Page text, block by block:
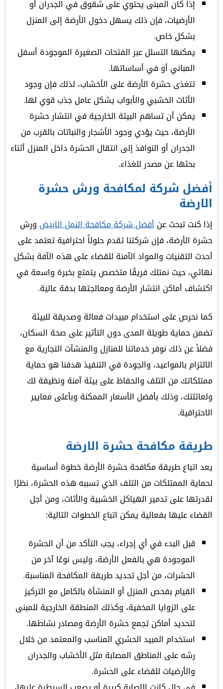
إذا كان المبنى يحتوي على شقوق في الجدران أو
الأرضيات، فإن ذلك يسهل دخول الأرضة إلى المنزل
بشكل خاص.
يمكنها التسلل عبر الفتحات الصغيرة الموجودة أسفل
المباني أو في أساساتها.
تتغذى حشرة الأرضة على الأخشاب، لذلك فإن وجود
الأثاث الخشبي والأبواب يشكل عامل جذب قوي لها.
يمكن أن تساهم البيئة الخارجية في انتشار حشرة
الأرضة، حيث يؤدي وجود الأشجار والنباتات بالقرب من
الجدران أو النوافذ إلى انتقال الحشرة داخل المنزل أثناء
بحثها عن مصدر للغذاء.
أفضل شركة لمكافحة ورش حشرة
الارضة
إذا كنت تبحث عنأفضل شركة مكافحة النمل الابيض ورش
حشرة الأرضة، فإن شركتنا تقدم حلولاً احترافية تعتمد على
أحدث التقنيات والمواد الآمنة للقضاء على هذه الآفة بشكل
نهائي، حيث نمتلك فريقًا متخصص يتمتع بخبرة واسعة في
اكتشاف أماكن انتشار الأرضة ومعالجتها بدقة عالية.
كما نحرص على استخدام مبيدات فعالة وصديقة للبيئة
تضمن حماية طويلة المدى دون التأثير على صحة السكان،
فضلاً عن ذلك نوفر خدماتنا للمنازل والمنشآت التجارية مع
الالتزام بالمواعيد، والجودة في التنفيذ هدفنا هو حماية
ممتلكاتك من التلف والحفاظ على بيئة آمنة ونظيفة لك
ولعائلتك، وذلك بأفضل الأسعار الممكنة وبأعلى معايير
الاحترافية.
طريقة مكافحة حشرة الارضة
يعد اتباع طريقة مكافحة حشرة الأرضة خطوة أساسية
لحماية الممتلكات من التلف الذي تسببه هذه الحشرة، نظرًا
لقدرتها على تدمير الهياكل الخشبية والأثاث، ومن أجل
القضاء عليها بفعالية يمكن اتباع الخطوات التالية:
قبل البدء في أي إجراء، يجب التأكد من أن الحشرة
الموجودة هي بالفعل الأرضة، وليس نوعًا آخر من
الحشرات، من أجل تحديد طريقة المكافحة المناسبة.
القيام بفحص المنزل أو المنشأة بالكامل مع التركيز
على الزوايا المخفية، وكذلك المنطقة الخارجية للمبنى
لتحديد أماكن تجمع حشرة الأرضة ومصادر نشاطها.
استخدام المبيد الحشري المناسب والمعتمد من خلال
رشه على المناطق المصابة مثل الأخشاب والجدران
والأرضيات للقضاء على الحشرة.